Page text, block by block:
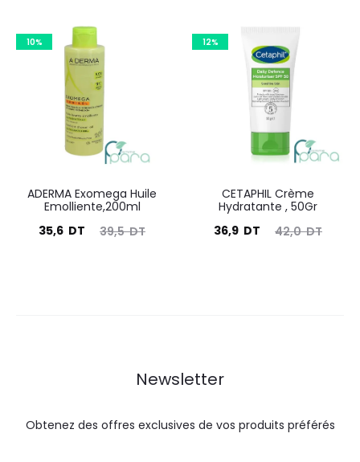
initial
était :
140,0
DT.
initial
était :
84,4
DT.
actuel
10%
ADERMA Exomega Huile
Emolliente,200ml
39,5DT
Le
35,6 DT
12%
CETAPHIL Crème
Hydratante , 50Gr
42,0DT
Le
36,9 DT
Newsletter
Obtenez des offres exclusives de vos produits préférés